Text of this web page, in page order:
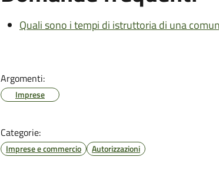
Quali sono i tempi di istruttoria di una
Argomenti:
Imprese
Categorie:
Imprese e commercio Autorizzazioni